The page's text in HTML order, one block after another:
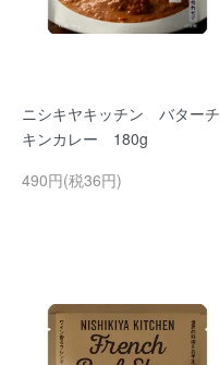
ニシキヤキッチン バターチ
キンカレー 180g
490円(税36円)